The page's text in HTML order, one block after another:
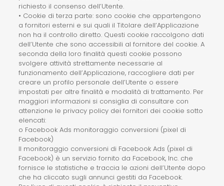
richiesto il consenso dell’Utente.
• Cookie di terza parte: sono cookie che appartengono
a fornitori esterni e sui quali il Titolare dell’Applicazione
non ha il controllo diretto. Questi cookie raccolgono dati
dell’Utente che sono accessibili al fornitore del cookie. A
seconda della loro finalità questi cookie possono
svolgere attività strettamente necessarie al
funzionamento dell’Applicazione, raccogliere dati per
creare un profilo personale dell’Utente o essere
impostati per altre finalità e modalità di trattamento. Per
maggiori informazioni si consiglia di consultare con
attenzione le privacy policy dei fornitori dei cookie sotto
elencati:
o Facebook Ads monitoraggio conversioni (pixel di
Facebook)
Il monitoraggio conversioni di Facebook Ads (pixel di
Facebook) è un servizio fornito da Facebook, Inc. che
fornisce le statistiche e traccia le azioni dell’Utente dopo
che ha cliccato sugli annunci gestiti da Facebook.